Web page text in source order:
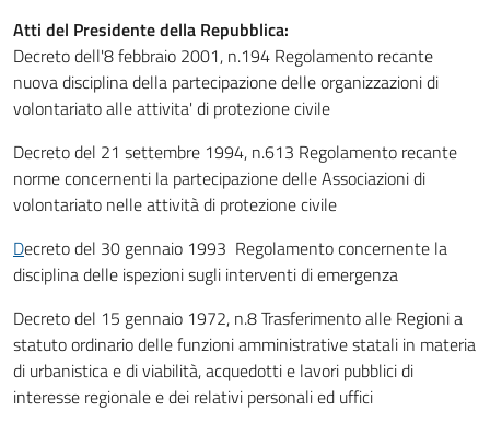
Atti del Presidente della Repubblica:
Decreto dell'8 febbraio 2001, n.194 Regolamento recante
nuova disciplina della partecipazione delle organizzazioni di
volontariato alle attivita' di protezione civile
Decreto del 21 settembre 1994, n.613 Regolamento recante
norme concernenti la partecipazione delle Associazioni di
volontariato nelle attività di protezione civile
Decreto del 30 gennaio 1993 Regolamento concernente la
disciplina delle ispezioni sugli interventi di emergenza
Decreto del 15 gennaio 1972, n.8 Trasferimento alle Regioni a
statuto ordinario delle funzioni amministrative statali in materia
di urbanistica e di viabilità, acquedotti e lavori pubblici di
interesse regionale e dei relativi personali ed uffici